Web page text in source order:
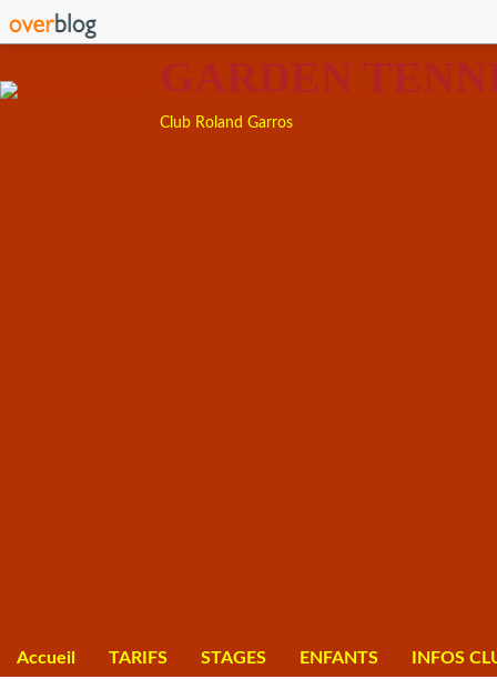
GARDEN
Club Roland Garros
Accueil TARIFS STAGES ENFANTS INFOS